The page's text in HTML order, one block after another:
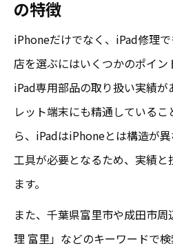
の特徴
iPhoneだけでなく、iPad修理
店を選ぶにはいくつかのポイン
iPad専用部品の取り扱い実績
レット端末にも精通している
ら、iPadはiPhoneとは構造が
工具が必要となるため、実績と
ます。
また、千葉県富里市や成田市
理 富里」などのキーワードで